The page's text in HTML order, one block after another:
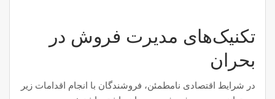
تکنیک‌های مدیرت فروش در
بحران
در شرایط اقتصادی نامطمئن، فروشندگان با انجام اقدامات زیر